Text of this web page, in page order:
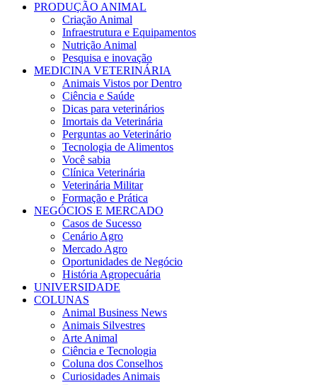
PRODUÇÃO ANIMAL
Criação Animal
Infraestrutura e Equipamentos
Nutrição Animal
Pesquisa e inovação
MEDICINA VETERINÁRIA
Animais Vistos por Dentro
Ciência e Saúde
Dicas para veterinários
Imortais da Veterinária
Perguntas ao Veterinário
Tecnologia de Alimentos
Você sabia
Clínica Veterinária
Veterinária Militar
Formação e Prática
NEGÓCIOS E MERCADO
Casos de Sucesso
Cenário Agro
Mercado Agro
Oportunidades de Negócio
História Agropecuária
UNIVERSIDADE
COLUNAS
Animal Business News
Animais Silvestres
Arte Animal
Ciência e Tecnologia
Coluna dos Conselhos
Curiosidades Animais